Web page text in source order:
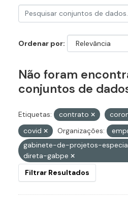
Ordenar por
Não foram
conjuntos de
Etiquetas: contrato
covid
Organizações:
gabinete-de-projetos-
direta-gabpe
Filtrar Resultados